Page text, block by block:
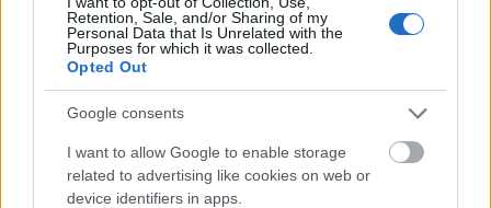
Retention, Sale, and/or Sharing of my
Personal Data that Is Unrelated with the
Purposes for which it was collected.
Opted Out
Google consents
I want to allow Google to enable storage
related to advertising like cookies on web or
device identifiers in apps.
therecorder•2017. március 02.
Az érzelmes folk műfajának egyik legismertebb
képviselője öt év után végre új anyaggal jelentkezik:
a Fleet Foxes már nagyon régóta ígérgette a
következő albumot és most úgy tűnik, már nem kell
sokat várnunk rá.